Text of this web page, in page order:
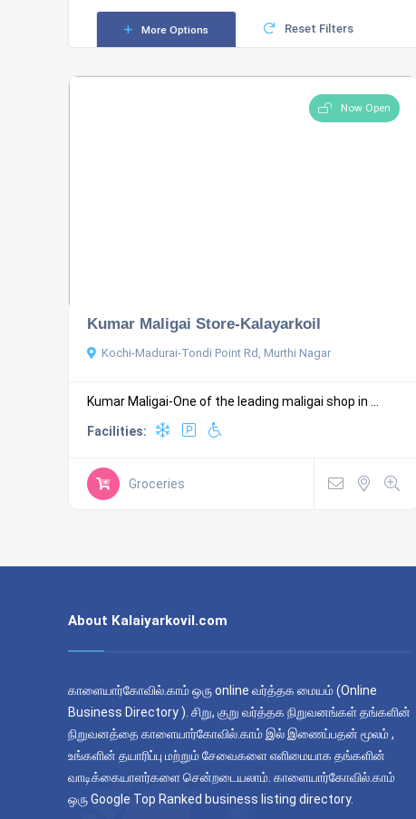
More Options Reset Filters
Now Open
Kumar Maligai Store-Kalayarkoil
Kochi-Madurai-Tondi Point Rd, Murthi Nagar
Kumar Maligai-One of the leading maligai shop in ...
Facilities:
Groceries
About Kalaiyarkovil.com
காளையார்கோவில்.காம் ஒரு online வர்த்தக மையம் (Online
Business Directory ). சிறு, குறு வர்த்தக நிறுவனங்கள் தங்களின்
நிறுவனத்தை காளையார்கோவில்.காம் இல் இணைப்பதன் மூலம் ,
உங்களின் தயாரிப்பு மற்றும் சேவைகளை எளிமையாக தங்களின்
வாடிக்கையாளர்களை சென்றடையலாம். காளையார்கோவில்.காம்
ஒரு Google Top Ranked business listing directory.